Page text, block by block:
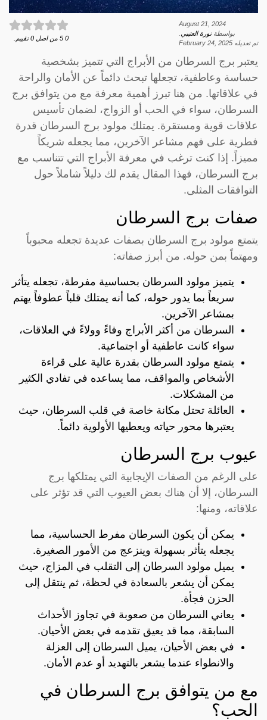
August 21, 2024
بواسطةنورة العتيبي
تم تعديله February 24, 2025
0
5 من اصل 0 تقييم.
يعتبر برج السرطان من الأبراج التي تتميز بشخصية
حساسة وعاطفية، تجعلها تبحث دائماً عن الأمان والراحة
في علاقاتها. من هنا تبرز أهمية معرفة مع من يتوافق برج
السرطان، سواء في الحب أو الزواج، لضمان تأسيس
علاقات قوية ومستقرة. يمتلك مولود برج السرطان قدرة
فطرية على فهم مشاعر الآخرين، مما يجعله شريكاً
مميزاً. إذا كنت ترغب في معرفة الأبراج التي تتناسب مع
برج السرطان، فهذا المقال يقدم لك دليلاً شاملاً حول
التوافقات المثلى.
صفات برج السرطان
يتمتع مولود برج السرطان بصفات عديدة تجعله محبوباً
ومهتماً بمن حوله. من أبرز صفاته:
يتميز مولود السرطان بحساسية مفرطة، تجعله يتأثر
سريعاً بما يدور حوله، كما أنه يمتلك قلباً عطوفاً يهتم
بمشاعر الآخرين.
السرطان من أكثر الأبراج وفاءً وولاءً في العلاقات،
سواء كانت عاطفية أو اجتماعية.
يتمتع مولود السرطان بقدرة عالية على قراءة
الأشخاص والمواقف، مما يساعده في تفادي الكثير
من المشكلات.
العائلة تحتل مكانة خاصة في قلب السرطان، حيث
يعتبرها محور حياته ويعطيها الأولوية دائماً.
عيوب برج السرطان
على الرغم من الصفات الإيجابية التي يمتلكها برج
السرطان، إلا أن هناك بعض العيوب التي قد تؤثر على
علاقاته، ومنها:
يمكن أن يكون السرطان مفرط الحساسية، مما
يجعله يتأثر بسهولة وينزعج من الأمور الصغيرة.
يميل مولود السرطان إلى التقلب في المزاج، حيث
يمكن أن يشعر بالسعادة في لحظة، ثم ينتقل إلى
الحزن فجأة.
يعاني السرطان من صعوبة في تجاوز الأحداث
السابقة، مما قد يعيق تقدمه في بعض الأحيان.
في بعض الأحيان، يميل السرطان إلى العزلة
والانطواء عندما يشعر بالتهديد أو عدم الأمان.
مع من يتوافق برج السرطان في
الحب؟